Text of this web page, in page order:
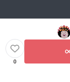
0